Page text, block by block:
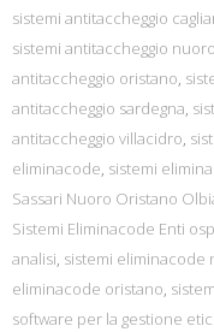
sistemi antitaccheggio
sistemi antitaccheggio nuoro
antitaccheggio oristano,
antitaccheggio sardegna,
antitaccheggio villacidro,
eliminacode, sistemi
Sassari Nuoro Oristano
Sistemi Eliminacode Enti
analisi, sistemi eliminacode
eliminacode oristano,
software per la gestione